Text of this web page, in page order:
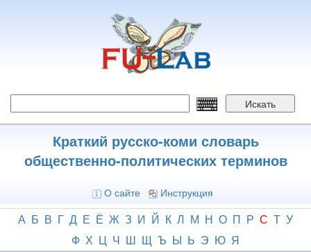
Искать
Краткий русско-коми словарь
общественно-политических терминов
О сайте Инструкция
А Б В Г Д Е Ё Ж З И Й К Л М Н О П Р С Т У
Ф Х Ц Ч Ш Щ Ъ Ы Ь Э Ю Я